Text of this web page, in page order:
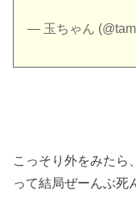
— 玉ちゃん
こっそり外をみたら
って結局ぜーんぶ死